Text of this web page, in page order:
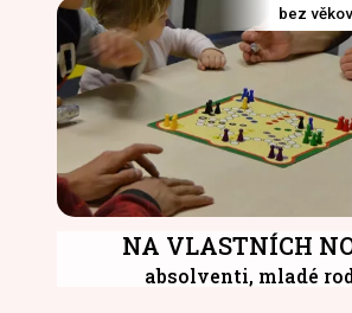
NA VLASTNÍCH
absolventi, mladé
bez